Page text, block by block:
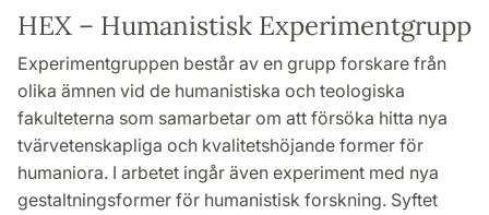
HEX – Humanistisk Experimentgrupp
Experimentgruppen består av en grupp forskare från
olika ämnen vid de humanistiska och teologiska
fakulteterna som samarbetar om att försöka hitta nya
tvärvetenskapliga och kvalitetshöjande former för
humaniora. I arbetet ingår även experiment med nya
gestaltningsformer för humanistisk forskning. Syftet